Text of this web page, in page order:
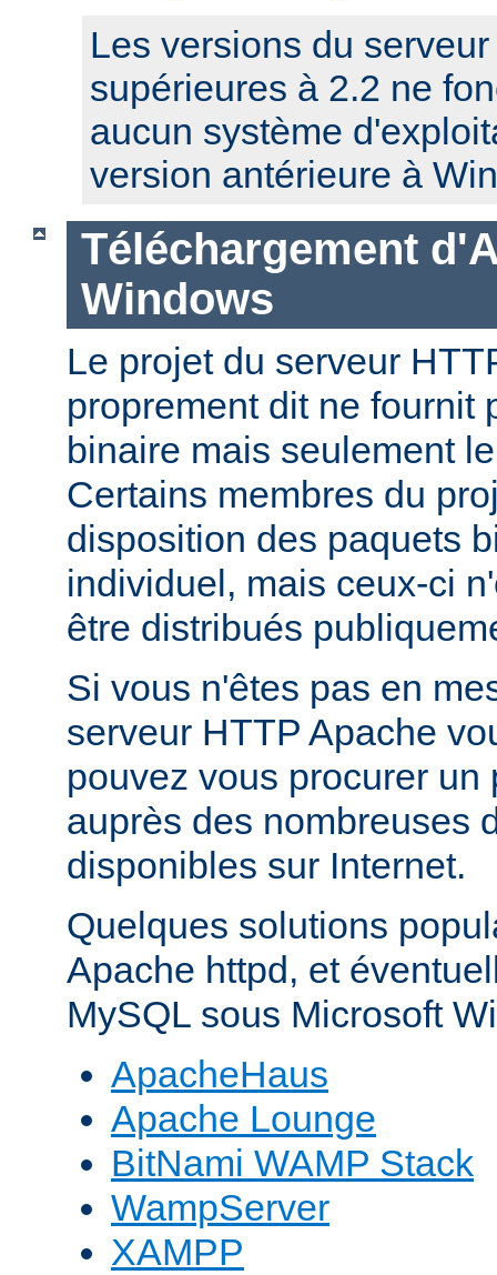
Les versions du
supérieures à 2.2 ne
aucun système
version antérieure à
Téléchargement
Windows
Le projet du serveur
proprement dit ne fournit
binaire mais seulement
Certains membres du
disposition des paquets
individuel, mais ceux-ci
être distribués
Si vous n'êtes pas en
serveur HTTP Apache
pouvez vous procurer un
auprès des nombreuses
disponibles sur Internet.
Quelques solutions
Apache httpd, et
MySQL sous Microsoft
ApacheHaus
Apache Lounge
BitNami WAMP Stack
WampServer
XAMPP